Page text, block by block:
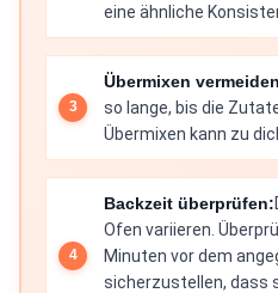
eine ähnliche
Übermixen
so lange, bis die
Übermixen kann zu
Backzeit überprüfen:
Ofen variieren.
Minuten vor dem
sicherzustellen, dass